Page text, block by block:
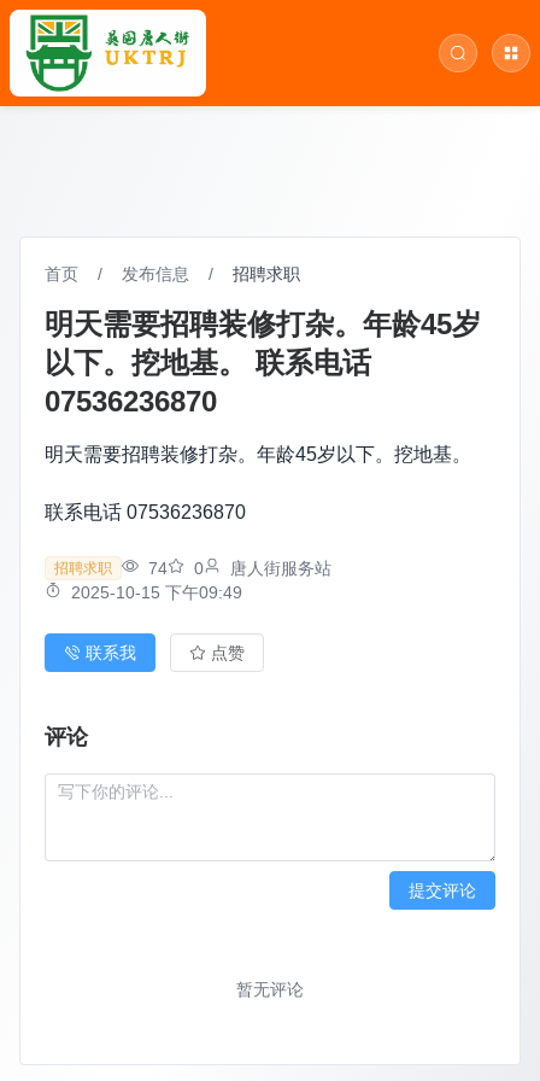
首页 / 发布信息 / 招聘求职
明天需要招聘装修打杂。年龄45岁
以下。挖地基。 联系电话
07536236870
明天需要招聘装修打杂。年龄45岁以下。挖地基。
联系电话 07536236870
招聘求职 74 0
唐人街服务站
2025-10-15 下午09:49
联系我 点赞
评论
提交评论
暂无评论